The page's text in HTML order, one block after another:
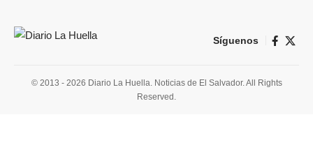
Síguenos
© 2013 - 2026 Diario La Huella. Noticias de El Salvador. All Rights
Reserved.